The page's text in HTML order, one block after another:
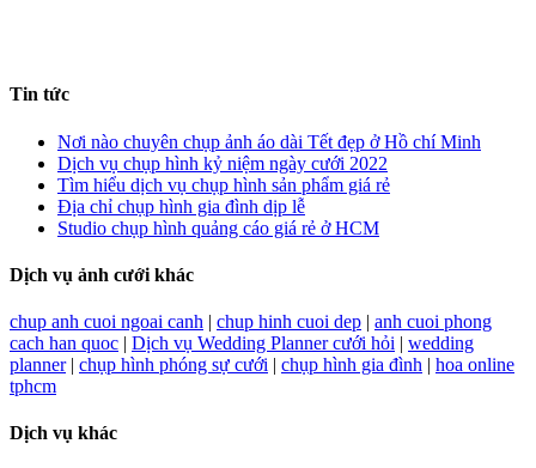
Tin tức
Nơi nào chuyên chụp ảnh áo dài Tết đẹp ở Hồ chí Minh
Dịch vụ chụp hình kỷ niệm ngày cưới 2022
Tìm hiểu dịch vụ chụp hình sản phẩm giá rẻ
Địa chỉ chụp hình gia đình dịp lễ
Studio chụp hình quảng cáo giá rẻ ở HCM
Dịch vụ ảnh cưới khác
chup anh cuoi ngoai canh | chup hinh cuoi dep | anh cuoi phong
cach han quoc | Dịch vụ Wedding Planner cưới hỏi | wedding
planner| chụp hình phóng sự cưới | chụp hình gia đình | hoa online
tphcm
Dịch vụ khác